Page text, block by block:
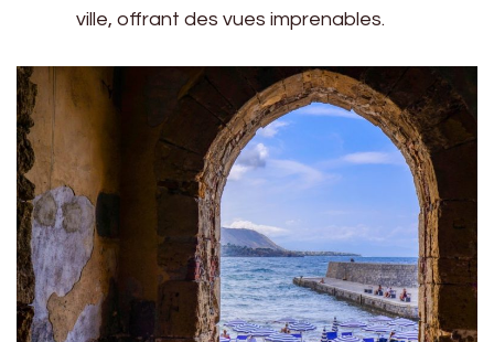
ville, offrant des vues imprenables.